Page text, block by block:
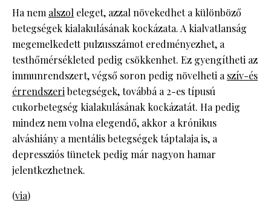
Ha nem alszol eleget, azzal növekedhet a különböző
betegségek kialakulásának kockázata. A kialvatlanság
megemelkedett pulzusszámot eredményezhet, a
testhőmérsékleted pedig csökkenhet. Ez gyengítheti az
immunrendszert, végső soron pedig növelheti aszív-és
érrendszeribetegségek, továbbá a 2-es típusú
cukorbetegség kialakulásának kockázatát. Ha pedig
mindez nem volna elegendő, akkor a krónikus
alváshiány a mentális betegségek táptalaja is, a
depressziós tünetek pedig már nagyon hamar
jelentkezhetnek.
(via)